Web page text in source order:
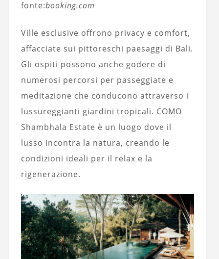
fonte:booking.com
Ville esclusive offrono privacy e comfort,
affacciate sui pittoreschi paesaggi di Bali.
Gli ospiti possono anche godere di
numerosi percorsi per passeggiate e
meditazione che conducono attraverso i
lussureggianti giardini tropicali. COMO
Shambhala Estate è un luogo dove il
lusso incontra la natura, creando le
condizioni ideali per il relax e la
rigenerazione.